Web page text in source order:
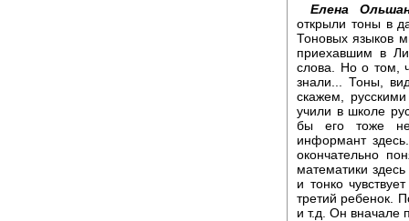
Елена
открыли тоны в
Тоновых языков
приехавшим в
слова. Но о том,
знали... Тоны,
скажем,
учили в школе
бы его тоже
информант
окончательно
математики
и тонко
третий ребенок.
и т.д. Он вначале